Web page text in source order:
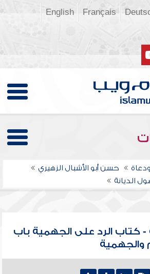
Français
English
حسن أبو الأشبال الزهيري
الديانة
- كتاب الرد على الجهمية باب
والجهمية